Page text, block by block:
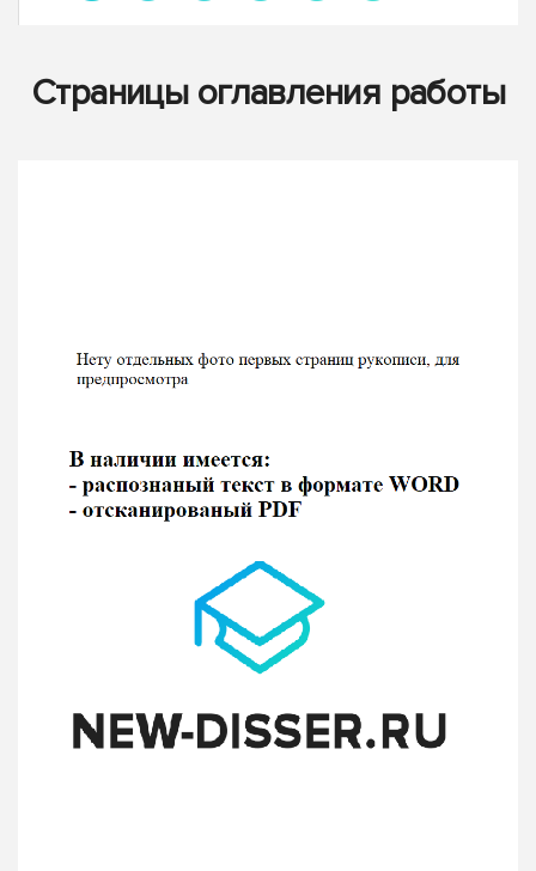
Страницы оглавления работы